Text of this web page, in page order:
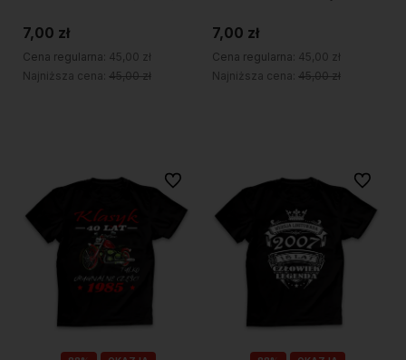
7,00 zł
Cena regularna: 45,00 zł
Najniższa cena: 45,00 zł
7,00 zł
Cena regularna: 45,00 zł
Najniższa cena: 45,00 zł
Do ulubionych Do